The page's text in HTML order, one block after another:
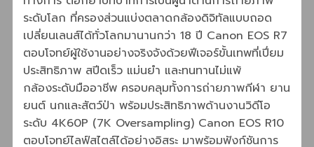
ระดับโลก ที่ครองส่วนแบ่งตลาดกล้องดิจิทัลแบบถอด
เปลี่ยนเลนส์ได้ทั่วโลกมานานกว่า 18 ปี Canon EOS R7
ตอบโจทย์ผู้ใช้งานอย่างจริงจังด้วยฟีเจอร์ขั้นเทพที่เปี่ยม
ประสิทธิภาพ สปีดเร็ว แม่นยำ และทนทานไม่แพ้
กล้องระดับมืออาชีพ ครอบคลุมทั้งการถ่ายภาพกีฬา ยาน
ยนต์ นกและสัตว์ป่า พร้อมประสิทธิภาพด้านงานวิดีโอ
ระดับ 4K60P (7K Oversampling) Canon EOS R10
ตอบโจทย์ไลฟ์สไตล์ได้อย่างอิสระ มาพร้อมฟังก์ชันการ